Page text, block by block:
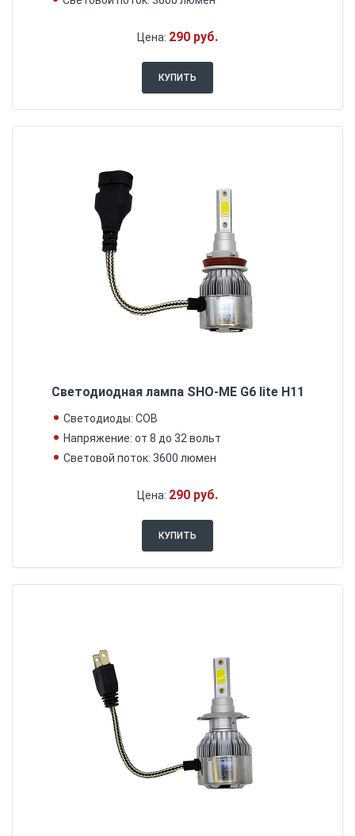
Цена: 290 руб.
КУПИТЬ
Светодиодная лампа SHO-ME G6 lite H11
Светодиоды: COB
Напряжение: от 8 до 32 вольт
Световой поток: 3600 люмен
Цена: 290 руб.
КУПИТЬ